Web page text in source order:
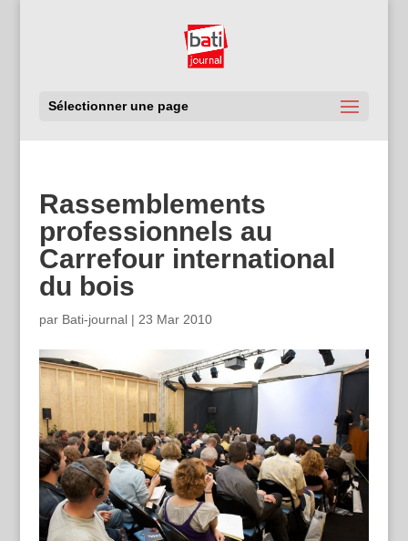
Sélectionner une page
Rassemblements
professionnels au
Carrefour international
du bois
par Bati-journal| 23 Mar 2010